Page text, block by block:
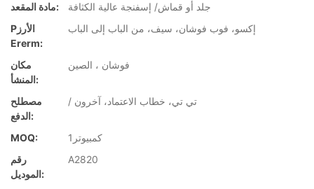
مادة المقعد:
جلد أو قماش/ إسفنجة عالية الكثافة
Pالأرز
Ererm:
إكسو، فوب فوشان، سيف، من الباب إلى الباب
مكان
المنشأ:
فوشان ، الصين
مصطلح
الدفع:
/ تي تي، خطاب الاعتماد، آخرون
MOQ:
كمبيوتر1
رقم
الموديل:
A2820